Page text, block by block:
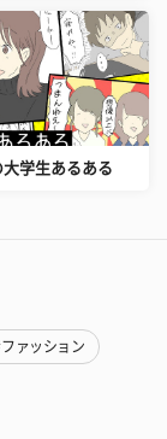
大学生あるある
ァッション